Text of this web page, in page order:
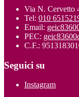
Via N. Cervetto
Tel: 010
Email:
PEC:
C.F.:
Seguici su
Instagram